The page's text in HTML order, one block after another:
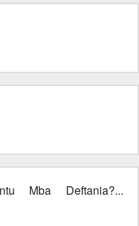
Mba Deftania?...